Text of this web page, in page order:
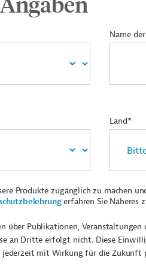
Name
Land*
Produkte zugänglich zu machen
erfahren Sie Näheres
über Publikationen, Veranstaltungen
an Dritte erfolgt nicht. Diese
jederzeit mit Wirkung für die Zukunft